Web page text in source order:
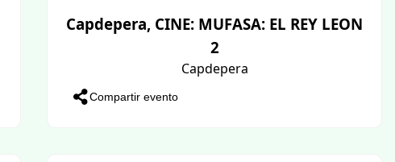
Capdepera, CINE: MUFASA: EL REY LEON
2
Capdepera
Compartir evento